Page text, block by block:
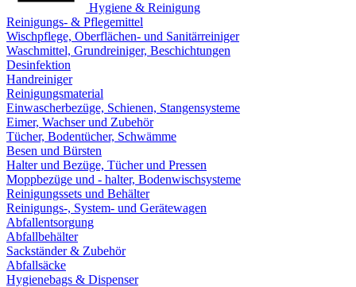
Hygiene & Reinigung
Reinigungs- & Pflegemittel
Wischpflege, Oberflächen- und Sanitärreiniger
Waschmittel, Grundreiniger, Beschichtungen
Desinfektion
Handreiniger
Reinigungsmaterial
Einwascherbezüge, Schienen, Stangensysteme
Eimer, Wachser und Zubehör
Tücher, Bodentücher, Schwämme
Besen und Bürsten
Halter und Bezüge, Tücher und Pressen
Moppbezüge und - halter, Bodenwischsysteme
Reinigungssets und Behälter
Reinigungs-, System- und Gerätewagen
Abfallentsorgung
Abfallbehälter
Sackständer & Zubehör
Abfallsäcke
Hygienebags & Dispenser